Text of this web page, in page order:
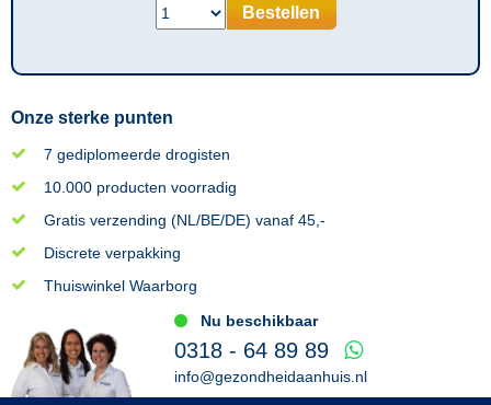
Bestellen
Onze sterke punten
7 gediplomeerde drogisten
10.000 producten voorradig
Gratis verzending (NL/BE/DE) vanaf 45,-
Discrete verpakking
Thuiswinkel Waarborg
Nu beschikbaar
0318 - 64 89 89
info@gezondheidaanhuis.nl